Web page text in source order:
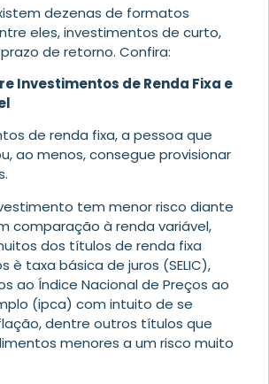
dezenas de formatos
eles, investimentos de curto,
de retorno. Confira:
Investimentos de Renda Fixa e
de renda fixa, a pessoa que
ao menos, consegue provisionar
tem menor risco diante
comparação à renda variável,
dos títulos de renda fixa
è taxa básica de juros (SELIC),
ao Índice Nacional de Preços ao
(ipca) com intuito de se
dentre outros títulos que
menores a um risco muito